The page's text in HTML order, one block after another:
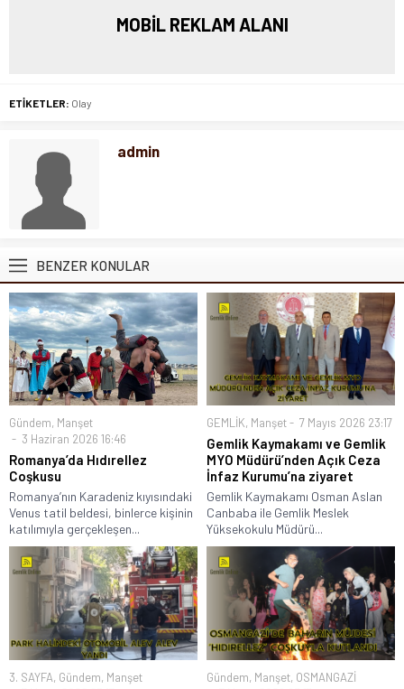
MOBİL REKLAM ALANI
ETİKETLER: Olay
admin
BENZER KONULAR
Gündem, Manşet
3 Haziran 2026 16:46
Romanya’da Hıdırellez
Coşkusu
Romanya’nın Karadeniz kıyısındaki
Venus tatil beldesi, binlerce kişinin
katılımıyla gerçekleşen...
GEMLİK, Manşet 7 Mayıs 2026 23:17
Gemlik Kaymakamı ve Gemlik
MYO Müdürü’nden Açık Ceza
İnfaz Kurumu’na ziyaret
Gemlik Kaymakamı Osman Aslan
Canbaba ile Gemlik Meslek
Yüksekokulu Müdürü...
3. SAYFA, Gündem, Manşet
Gündem, Manşet, OSMANGAZİ